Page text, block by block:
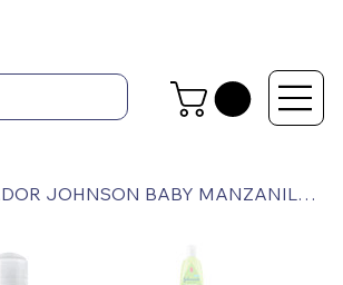
ACONDICIONADOR JOHNSON BABY MANZANILLA X 200 ML